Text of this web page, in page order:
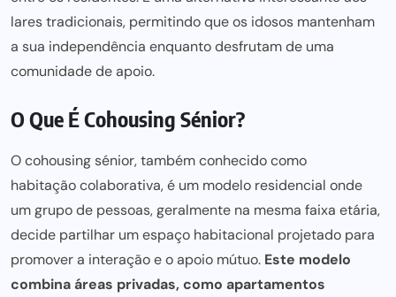
lares tradicionais, permitindo que os idosos mantenham
a sua independência enquanto desfrutam de uma
comunidade de apoio.
O Que É Cohousing Sénior?
Ocohousing sénior, também conhecido como
habitação colaborativa, é um modelo residencial onde
um grupo de pessoas, geralmente na mesma faixa etária,
decide partilhar um espaço habitacional projetado para
promover a interação e o apoio mútuo. Este modelo
combina áreas privadas, como apartamentos